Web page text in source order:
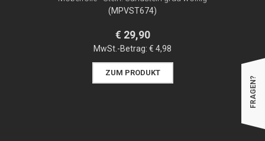
(MPVST674)
€ 29,90
MwSt.-Betrag: € 4,98
ZUM PRODUKT
FRAGEN?